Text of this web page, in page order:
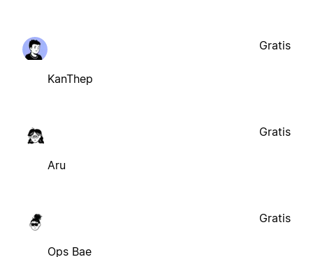
KanThep
Gratis
Aru
Gratis
Ops Bae
Gratis